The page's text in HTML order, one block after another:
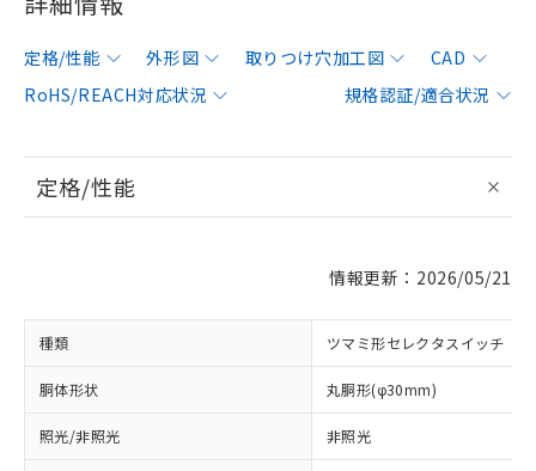
定格/性能 外形図 取りつけ穴加工図
CAD
RoHS/REACH対応状況
規格認証/適合状況
定格/性能
情報更新：2026/05/21
種類 ツマミ形セレクタスイッチ
胴体形状 丸胴形(φ30mm)
照光/非照光 非照光